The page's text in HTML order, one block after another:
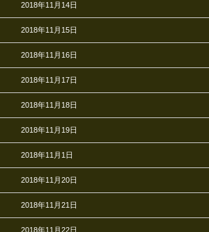
2018年11月14日
2018年11月15日
2018年11月16日
2018年11月17日
2018年11月18日
2018年11月19日
2018年11月1日
2018年11月20日
2018年11月21日
2018年11月22日